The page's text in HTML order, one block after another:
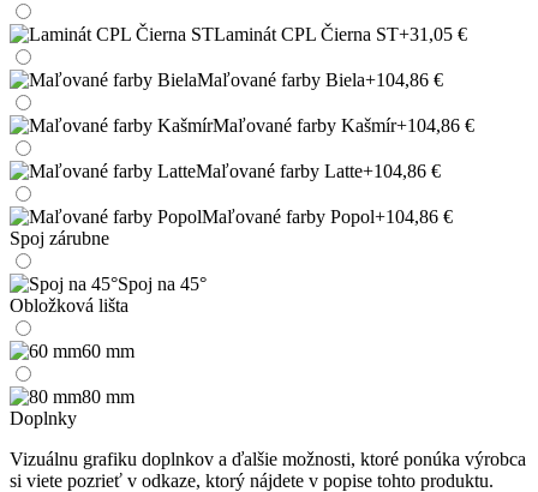
Laminát CPL Čierna ST+31,05 €
Maľované farby Biela+104,86 €
Maľované farby Kašmír+104,86 €
Maľované farby Latte+104,86 €
Maľované farby Popol+104,86 €
Spoj zárubne
Spoj na 45°
Obložková lišta
60 mm
80 mm
Doplnky
Vizuálnu grafiku doplnkov a ďalšie možnosti, ktoré ponúka výrobca
si viete pozrieť v odkaze, ktorý nájdete v popise tohto produktu.